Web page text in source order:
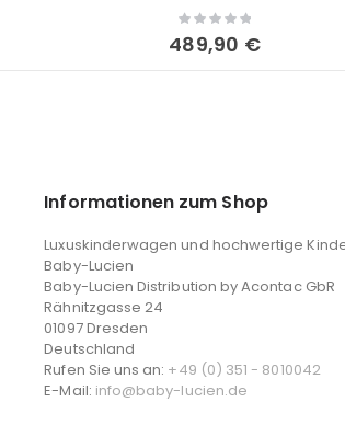
Rating:
0%
489,90 €
Informationen zum Shop
Luxuskinderwagen und hochwertige
Baby-Lucien
Baby-Lucien Distribution by Acontac GbR
Rähnitzgasse 24
01097 Dresden
Deutschland
Rufen Sie uns an: +49 (0) 351 - 8010042
E-Mail: info@baby-lucien.de